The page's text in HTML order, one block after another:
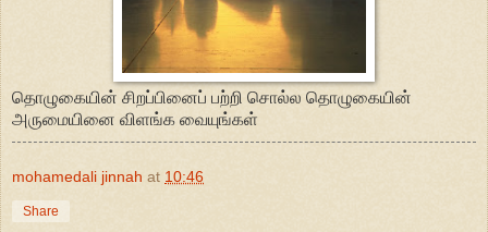
தொழுகையின் சிறப்பினைப் பற்றி சொல்ல தொழுகையின்
அருமையினை விளங்க வையுங்கள்
mohamedali jinnah at 10:46
Share